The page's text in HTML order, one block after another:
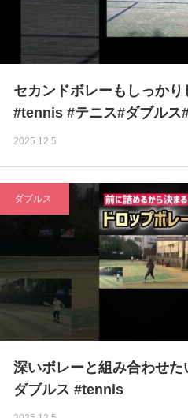
セカンドボレーもしっか
#tennis #テニス#ダブルス
2025.12.5
ダブルス
深いボレーと組み合わせた
ダブルス #tennis